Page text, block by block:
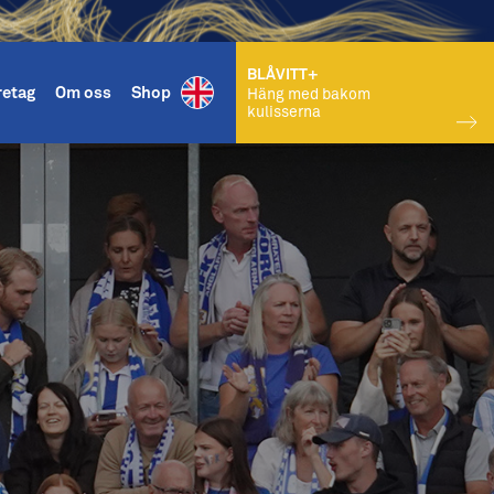
KÖP BILJETT
Om oss Shop
BLÅVITT+
Häng med bakom
kulisserna